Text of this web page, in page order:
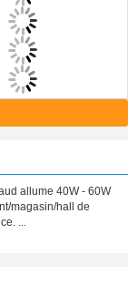
allume 40W - 60W
magasin/hall de
...